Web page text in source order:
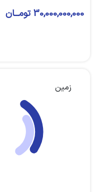
30,000,000,000 تومــان
زمین